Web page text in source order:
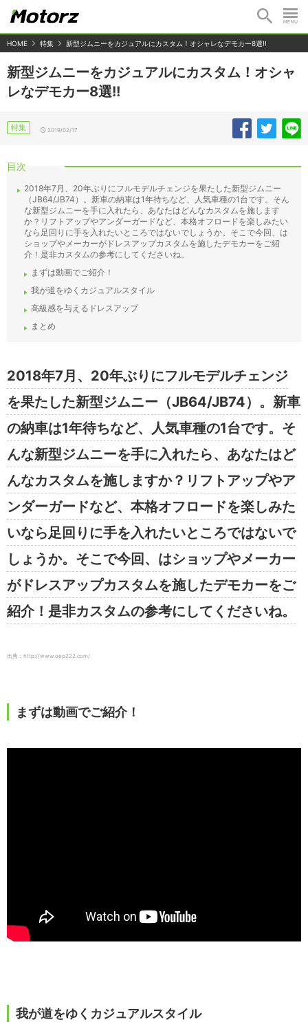
HOME 特集 新型ジムニーをカジュアルにカスタム！オシャレなデモカー8選!!
新型ジムニーをカジュアルにカスタム！オシャ
レなデモカー8選!!
特集 2019/02/17
目次
2018年7月、20年ぶりにフルモデルチェンジを果たした新型ジムニー
（JB64/JB74）。新車の納車は1年待ちなど、人気車種の1台です。そん
な新型ジムニーを手に入れたら、あなたはどんなカスタムを施します
か？リフトアップやアンダーガードなど、本格オフロードを楽しみたい
なら足回りに手を入れたいところではないでしょうか。そこで今回、は
ショップやメーカーがドレスアップカスタムを施したデモカーをご紹
介！是非カスタムの参考にしてくださいね。
まずは動画でご紹介！
我が道をゆくカジュアルスタイル
高級感を与えるドレスアップ
まとめ
2018年7月、20年ぶりにフルモデルチェンジ
を果たした新型ジムニー（JB64/JB74）。新車
の納車は1年待ちなど、人気車種の1台です。そ
んな新型ジムニーを手に入れたら、あなたはど
んなカスタムを施しますか？リフトアップやア
ンダーガードなど、本格オフロードを楽しみた
いなら足回りに手を入れたいところではないで
しょうか。そこで今回、はショップやメーカー
がドレスアップカスタムを施したデモカーをご
紹介！是非カスタムの参考にしてくださいね。
出典：http://www.oep222.com/
まずは動画でご紹介！
我が道をゆくカジュアルスタイル